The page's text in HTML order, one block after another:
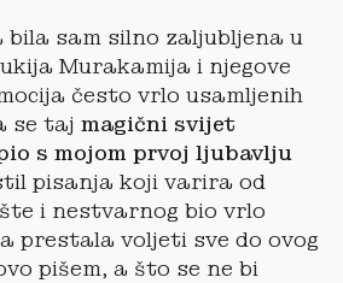
bila sam silno zaljubljena u
Murakamija i njegove
često vrlo usamljenih
se taj magični svijet
s mojom prvoj ljubavlju
pisanja koji varira od
i nestvarnog bio vrlo
prestala voljeti sve do ovog
pišem, a što se ne bi